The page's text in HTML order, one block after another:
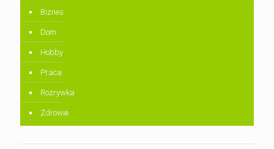
Biznes
Dom
Hobby
Praca
Rozrywka
Zdrowie